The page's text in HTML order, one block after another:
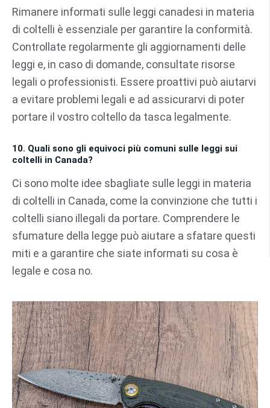
Rimanere informati sulle leggi canadesi in materia
di coltelli è essenziale per garantire la conformità.
Controllate regolarmente gli aggiornamenti delle
leggi e, in caso di domande, consultate risorse
legali o professionisti. Essere proattivi può aiutarvi
a evitare problemi legali e ad assicurarvi di poter
portare il vostro coltello da tasca legalmente.
10. Quali sono gli equivoci più comuni sulle leggi sui
coltelli in Canada?
Ci sono molte idee sbagliate sulle leggi in materia
di coltelli in Canada, come la convinzione che tutti i
coltelli siano illegali da portare. Comprendere le
sfumature della legge può aiutare a sfatare questi
miti e a garantire che siate informati su cosa è
legale e cosa no.